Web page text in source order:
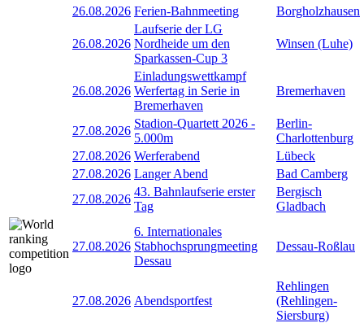
26.08.2026 Ferien-Bahnmeeting Borgholzhausen
26.08.2026
Laufserie der LG
Nordheide um den
Sparkassen-Cup 3
Winsen (Luhe)
26.08.2026
Einladungswettkampf
Werfertag in Serie in
Bremerhaven
Bremerhaven
27.08.2026
Stadion-Quartett 2026 -
5.000m
Berlin-
Charlottenburg
27.08.2026 Werferabend
Lübeck
27.08.2026 Langer Abend
Bad Camberg
27.08.2026
43. Bahnlaufserie erster
Tag
Bergisch
Gladbach
27.08.2026
6. Internationales
Stabhochsprungmeeting
Dessau
Dessau-Roßlau
27.08.2026 Abendsportfest
Rehlingen
(Rehlingen-
Siersburg)